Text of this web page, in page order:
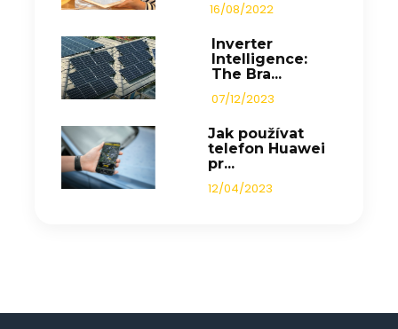
16/08/2022
Inverter
Intelligence:
The Bra...
07/12/2023
Jak používat
telefon Huawei
pr...
12/04/2023